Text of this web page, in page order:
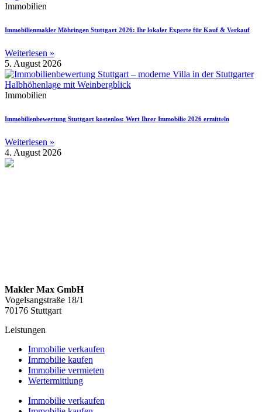
Immobilien
Immobilienmakler Möhringen Stuttgart 2026: Ihr lokaler Experte für Kauf & Verkauf
Weiterlesen »
5. August 2026
Immobilien
Immobilienbewertung Stuttgart kostenlos: Wert Ihrer Immobilie 2026 ermitteln
Weiterlesen »
4. August 2026
Makler Max GmbH
Vogelsangstraße 18/1
70176 Stuttgart
Leistungen
Immobilie verkaufen
Immobilie kaufen
Immobilie vermieten
Wertermittlung
Immobilie verkaufen